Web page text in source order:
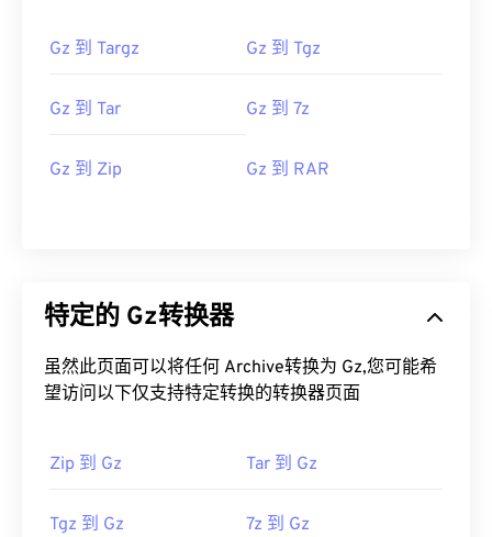
Gz 到 Targz Gz 到 Tgz
Gz 到 Tar Gz 到 7z
Gz 到 Zip Gz 到 RAR
特定的 Gz转换器
虽然此页面可以将任何 Archive转换为 Gz,您可能希
望访问以下仅支持特定转换的转换器页面
Zip 到 Gz Tar 到 Gz
Tgz 到 Gz 7z 到 Gz